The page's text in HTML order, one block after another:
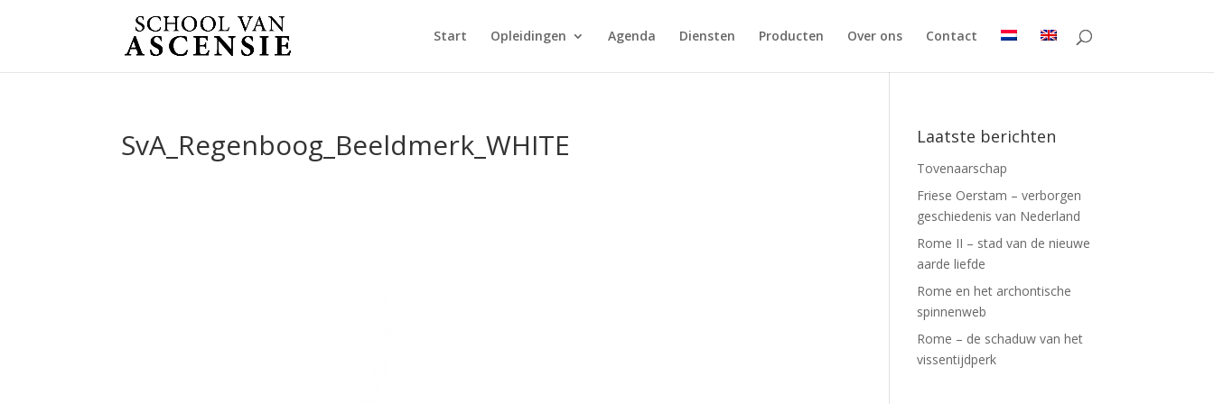
Start Opleidingen Agenda Diensten Producten Over ons Contact
SvA_Regenboog_Beeldmerk_WHITE Laatste berichten
Tovenaarschap
Friese Oerstam – verborgen
geschiedenis van Nederland
Rome II – stad van de nieuwe
aarde liefde
Rome en het archontische
spinnenweb
Rome – de schaduw van het
vissentijdperk